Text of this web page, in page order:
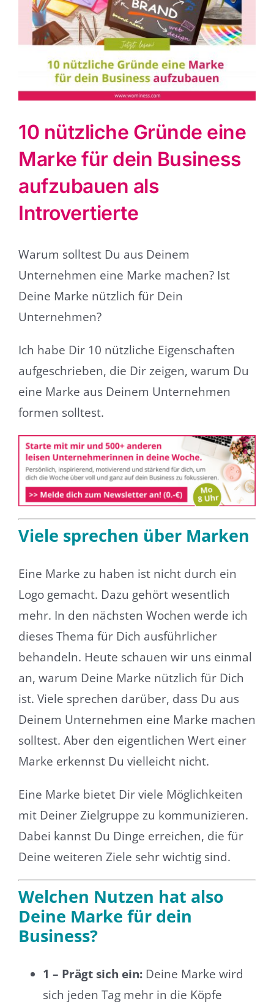
grösseres
Bild
10 nützliche Gründe eine
Marke für dein Business
aufzubauen als
Introvertierte
Warum solltest Du aus Deinem
Unternehmen eine Marke machen? Ist
Deine Marke nützlich für Dein
Unternehmen?
Ich habe Dir 10 nützliche Eigenschaften
aufgeschrieben, die Dir zeigen, warum Du
eine Marke aus Deinem Unternehmen
formen solltest.
Viele sprechen über Marken
Eine Marke zu haben ist nicht durch ein
Logo gemacht. Dazu gehört wesentlich
mehr. In den nächsten Wochen werde ich
dieses Thema für Dich ausführlicher
behandeln. Heute schauen wir uns einmal
an, warum Deine Marke nützlich für Dich
ist. Viele sprechen darüber, dass Du aus
Deinem Unternehmen eine Marke machen
solltest. Aber den eigentlichen Wert einer
Marke erkennst Du vielleicht nicht.
Eine Marke bietet Dir viele Möglichkeiten
mit Deiner Zielgruppe zu kommunizieren.
Dabei kannst Du Dinge erreichen, die für
Deine weiteren Ziele sehr wichtig sind.
Welchen Nutzen hat also
Deine Marke für dein
Business?
1 – Prägt sich ein: Deine Marke wird
sich jeden Tag mehr in die Köpfe